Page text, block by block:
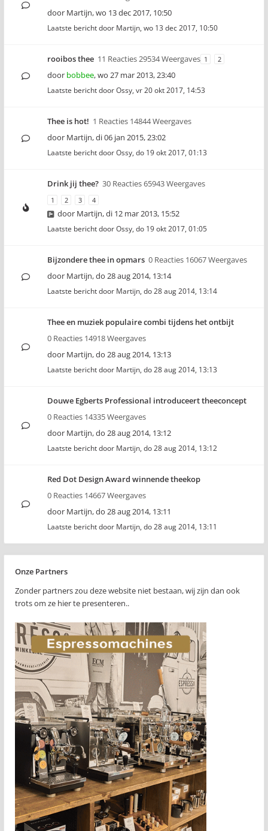
door Martijn,wo 13 dec 2017, 10:50
Laatste bericht door Martijn, wo 13 dec 2017, 10:50
rooibos thee 11 Reacties 29534 Weergaves 1 2
door bobbee,wo 27 mar 2013, 23:40
Laatste bericht doorOssy, vr 20 okt 2017, 14:53
Thee is hot! 1 Reacties 14844 Weergaves
door Martijn,di 06 jan 2015, 23:02
Laatste bericht doorOssy, do 19 okt 2017, 01:13
Drink jij thee? 30 Reacties 65943 Weergaves
1 2 3 4
door Martijn,di 12 mar 2013, 15:52
Laatste bericht doorOssy, do 19 okt 2017, 01:05
Bijzondere thee in opmars 0 Reacties 16067 Weergaves
door Martijn,do 28 aug 2014, 13:14
Laatste bericht door Martijn, do 28 aug 2014, 13:14
Thee en muziek populaire combi tijdens het ontbijt
0 Reacties 14918 Weergaves
door Martijn,do 28 aug 2014, 13:13
Laatste bericht door Martijn, do 28 aug 2014, 13:13
Douwe Egberts Professional introduceert theeconcept
0 Reacties 14335 Weergaves
door Martijn,do 28 aug 2014, 13:12
Laatste bericht door Martijn, do 28 aug 2014, 13:12
Red Dot Design Award winnende theekop
0 Reacties 14667 Weergaves
door Martijn,do 28 aug 2014, 13:11
Laatste bericht door Martijn, do 28 aug 2014, 13:11
Onze Partners
Zonder partners zou deze website niet bestaan, wij zijn dan ook
trots om ze hier te presenteren..